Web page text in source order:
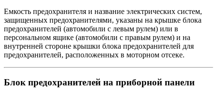
Емкость предохранителя и название электрических систем,
защищенных предохранителями, указаны на крышке блока
предохранителей (автомобили с левым рулем) или в
персональном ящике (автомобили с правым рулем) и на
внутренней стороне крышки блока предохранителей для
предохранителей, расположенных в моторном отсеке.
Блок предохранителей на приборной панели